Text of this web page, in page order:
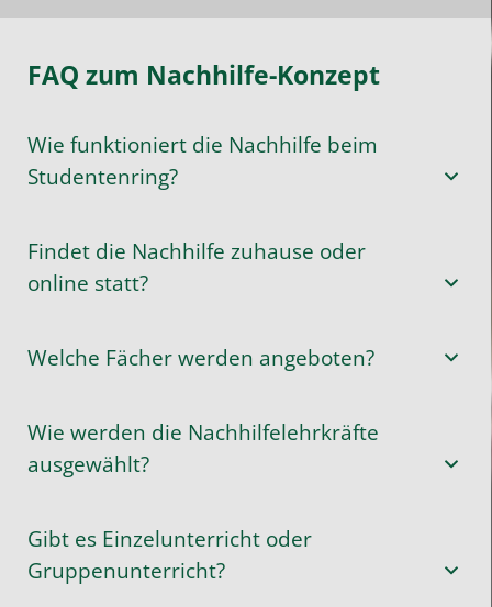
FAQ zum Nachhilfe-Konzept
Wie funktioniert die Nachhilfe beim
Studentenring?
Findet die Nachhilfe zuhause oder
online statt?
Welche Fächer werden angeboten?
Wie werden die Nachhilfelehrkräfte
ausgewählt?
Gibt es Einzelunterricht oder
Gruppenunterricht?